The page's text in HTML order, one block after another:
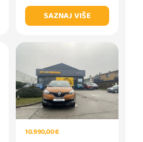
SAZNAJ VIŠE
10.990,00 €